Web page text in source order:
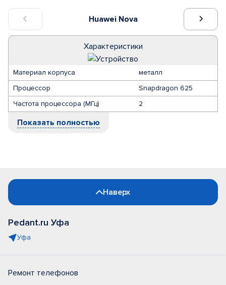
Huawei Nova
Характеристики
Материал корпуса
металл
Процессор
Snapdragon 625
Частота процессора (МГц)
2
Показать полностью
Наверх
Pedant.ru Уфа
Уфа
Ремонт телефонов